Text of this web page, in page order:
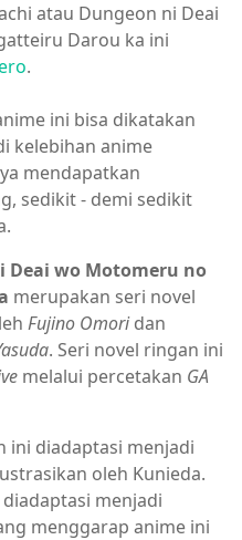
atau Dungeon ni Deai
Darou ka ini
.
ini bisa dikatakan
kelebihan anime
mendapatkan
sedikit - demi sedikit
Deai wo Motomeru no
merupakan seri novel
Fujino Omoridan
. Seri novel ringan ini
melalui percetakan GA
ini diadaptasi menjadi
oleh Kunieda.
menjadi
menggarap anime ini